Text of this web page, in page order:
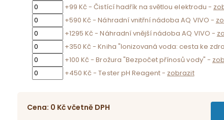
+99 Kč - Čistící hadřík na světlou elektrodu -
+590 Kč - Náhradní vnitřní nádoba AQ VIVO -
+1295 Kč - Náhradní vnější nádoba AQ VIVO -
+350 Kč - Kniha "Ionizovaná voda: cesta ke
+100 Kč - Brožura "Bezpočet přínosů vody" -
+450 Kč - Tester pH Reagent - zobrazit
Cena: 0 Kčvčetně DPH